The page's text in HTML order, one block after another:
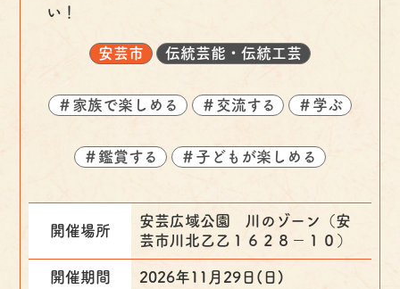
い！
安芸市 伝統芸能・伝統工芸
＃家族で楽しめる ＃交流する ＃学ぶ
＃鑑賞する ＃子どもが楽しめる
開催場所
安芸広域公園 川のゾーン（安
芸市川北乙乙１６２８−１０）
開催期間 2026年11月29日(日)